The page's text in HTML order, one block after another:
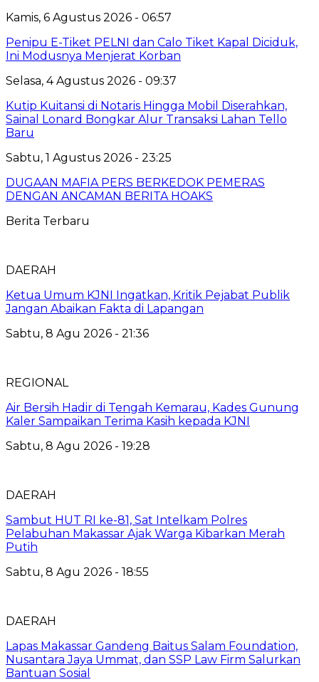
Kamis, 6 Agustus 2026 - 06:57
Penipu E-Tiket PELNI dan Calo Tiket Kapal Diciduk,
Ini Modusnya Menjerat Korban
Selasa, 4 Agustus 2026 - 09:37
Kutip Kuitansi di Notaris Hingga Mobil Diserahkan,
Sainal Lonard Bongkar Alur Transaksi Lahan Tello
Baru
Sabtu, 1 Agustus 2026 - 23:25
DUGAAN MAFIA PERS BERKEDOK PEMERAS
DENGAN ANCAMAN BERITA HOAKS
Berita Terbaru
DAERAH
Ketua Umum KJNI Ingatkan, Kritik Pejabat Publik
Jangan Abaikan Fakta di Lapangan
Sabtu, 8 Agu 2026 - 21:36
REGIONAL
Air Bersih Hadir di Tengah Kemarau, Kades Gunung
Kaler Sampaikan Terima Kasih kepada KJNI
Sabtu, 8 Agu 2026 - 19:28
DAERAH
Sambut HUT RI ke-81, Sat Intelkam Polres
Pelabuhan Makassar Ajak Warga Kibarkan Merah
Putih
Sabtu, 8 Agu 2026 - 18:55
DAERAH
Lapas Makassar Gandeng Baitus Salam Foundation,
Nusantara Jaya Ummat, dan SSP Law Firm Salurkan
Bantuan Sosial